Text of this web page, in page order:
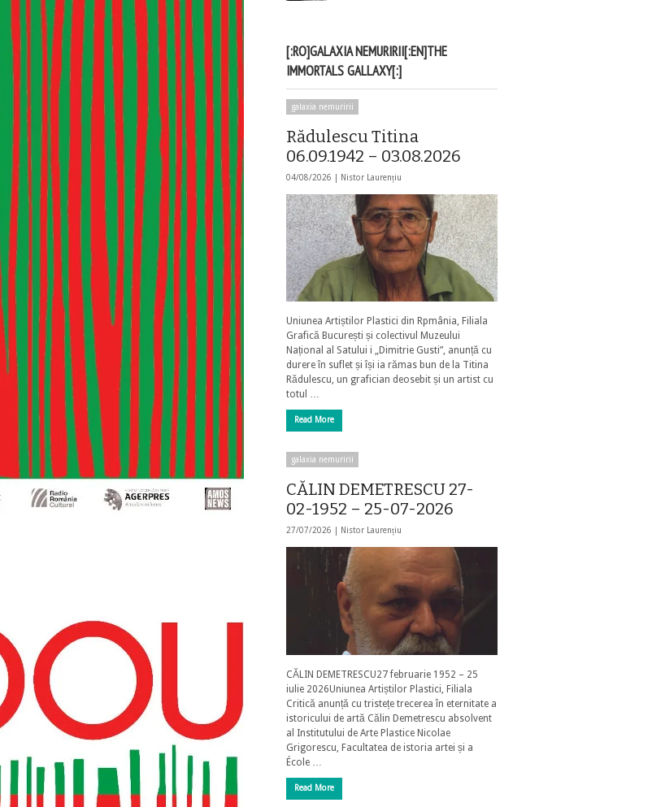
[:RO]GALAXIA NEMURIRII[:EN]THE
IMMORTALS GALLAXY[:]
galaxia nemuririi
Rădulescu Titina
06.09.1942 – 03.08.2026
04/08/2026 | Nistor Laurențiu
Uniunea Artiștilor Plastici din Rpmânia, Filiala
Grafică București și colectivul Muzeului
Național al Satului i „Dimitrie Gusti”, anunță cu
durere în suflet și își ia rămas bun de la Titina
Rădulescu, un grafician deosebit și un artist cu
totul …
Read More
galaxia nemuririi
CĂLIN DEMETRESCU 27-
02-1952 – 25-07-2026
27/07/2026 | Nistor Laurențiu
CĂLIN DEMETRESCU27 februarie 1952 – 25
iulie 2026Uniunea Artiștilor Plastici, Filiala
Critică anunță cu tristețe trecerea în eternitate a
istoricului de artă Călin Demetrescu absolvent
al Institutului de Arte Plastice Nicolae
Grigorescu, Facultatea de istoria artei și a
École …
Read More